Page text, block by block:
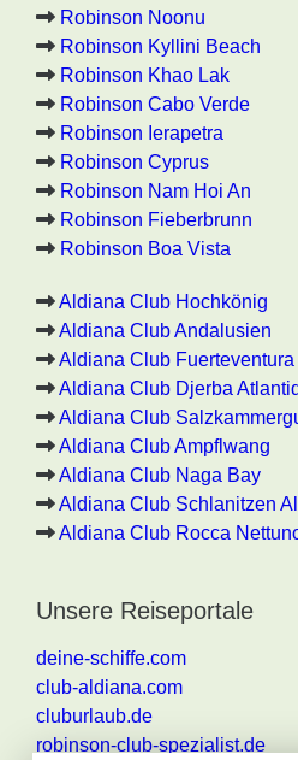
Robinson Noonu
Robinson Kyllini Beach
Robinson Khao Lak
Robinson Cabo Verde
Robinson Ierapetra
Robinson Cyprus
Robinson Nam Hoi An
Robinson Fieberbrunn
Robinson Boa Vista
Aldiana Club Hochkönig
Aldiana Club Andalusien
Aldiana Club Fuerteventura
Aldiana Club Djerba
Aldiana Club
Aldiana Club Ampflwang
Aldiana Club Naga Bay
Aldiana Club Schlanitzen
Aldiana Club Rocca
Unsere Reiseportale
deine-schiffe.com
club-aldiana.com
cluburlaub.de
robinson-club-spezialist.de